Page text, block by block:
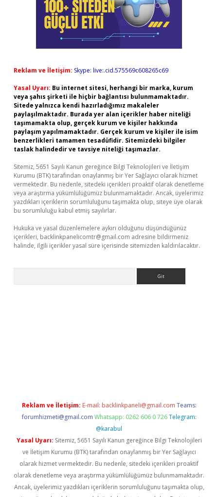
Reklam ve İletişim: Skype: live:.cid.575569c608265c69
Yasal Uyarı: Bu internet sitesi, herhangi bir marka, kurum
veya şahıs şirketi ile hiçbir bağlantısı bulunmamaktadır.
Sitede yalnızca kendi hazırladığımız makaleler
paylaşılmaktadır. Burada yer alan içerikler haber niteliği
taşımamakta olup, gerçek kurum ve kişiler hakkında
paylaşım yapılmamaktadır. Gerçek kurum ve kişiler ile isim
benzerlikleri tamamen tesadüfidir. Sitemizdeki bilgiler
taslak halindedir ve tavsiye niteliği taşımazlar.
Sitemiz, 5651 Sayılı Kanun gereğince Bilgi Teknolojileri ve İletişim
Kurumu (BTK) tarafından onaylanmış bir Yer Sağlayıcı olarak hizmet
vermektedir. Bu nedenle, sitedeki içerikleri proaktif olarak denetleme
veya araştırma yükümlülüğümüz bulunmamaktadır. Ancak, üyelerimiz
yazdıkları içeriklerin sorumluluğunu taşımakta olup, siteye üye olarak
bu sorumluluğu kabul etmiş sayılırlar.
Hukuka ve yasal düzenlemelere aykırı olduğunu düşündüğünüz
içerikleri, backlinkpanelicomtr@gmail.com adresine bildirmeniz
halinde, ilgili içerikler yasal süre içerisinde sitemizden kaldırılacaktır.
Reklam ve İletişim: E-mail: backlinkpaneli@gmail.com Teams:
forumhizmeti@gmail.com Whatsapp: 0262 606 0 726 Telegram:
@karabul
Yasal Uyarı: Sitemiz, 5651 Sayılı Kanun gereğince Bilgi Teknolojileri
ve İletişim Kurumu (BTK) tarafından onaylanmış bir Yer Sağlayıcı
olarak hizmet vermektedir. Bu nedenle, sitedeki içerikleri proaktif
olarak denetleme veya araştırma yükümlülüğümüz bulunmamaktadır.
Ancak, üyelerimiz yazdıkları içeriklerin sorumluluğunu taşımakta olup,